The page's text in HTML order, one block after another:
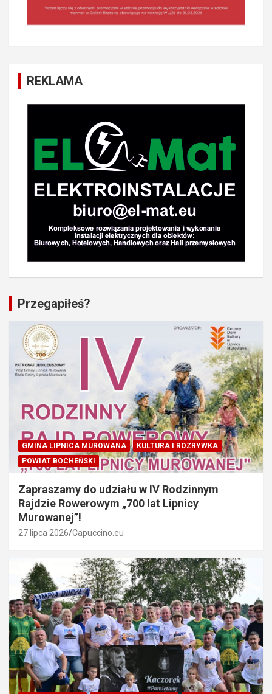
REKLAMA
Przegapiłeś?
GMINA LIPNICA MUROWANA
KULTURA I ROZRYWKA
POWIAT BOCHEŃSKI
Zapraszamy do udziału w IV Rodzinnym
Rajdzie Rowerowym „700 lat Lipnicy
Murowanej”!
27 lipca 2026 Capuccino.eu